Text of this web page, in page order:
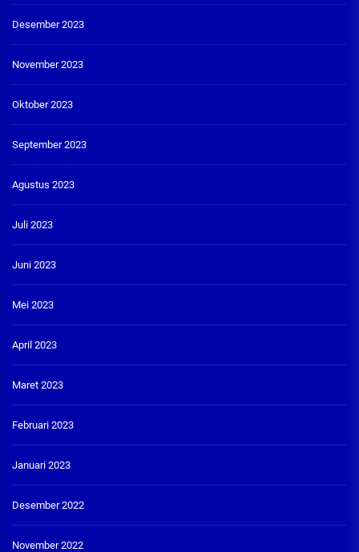
Desember 2023
November 2023
Oktober 2023
September 2023
Agustus 2023
Juli 2023
Juni 2023
Mei 2023
April 2023
Maret 2023
Februari 2023
Januari 2023
Desember 2022
November 2022